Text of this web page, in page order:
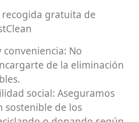
recogida gratuita de
conveniencia: No
de la eliminación
social: Aseguramos
sostenible de los